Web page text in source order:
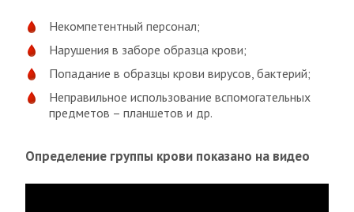
Некомпетентный персонал;
Нарушения в заборе образца крови;
Попадание в образцы крови вирусов, бактерий;
Неправильное использование вспомогательных
предметов – планшетов и др.
Определение группы крови показано на видео